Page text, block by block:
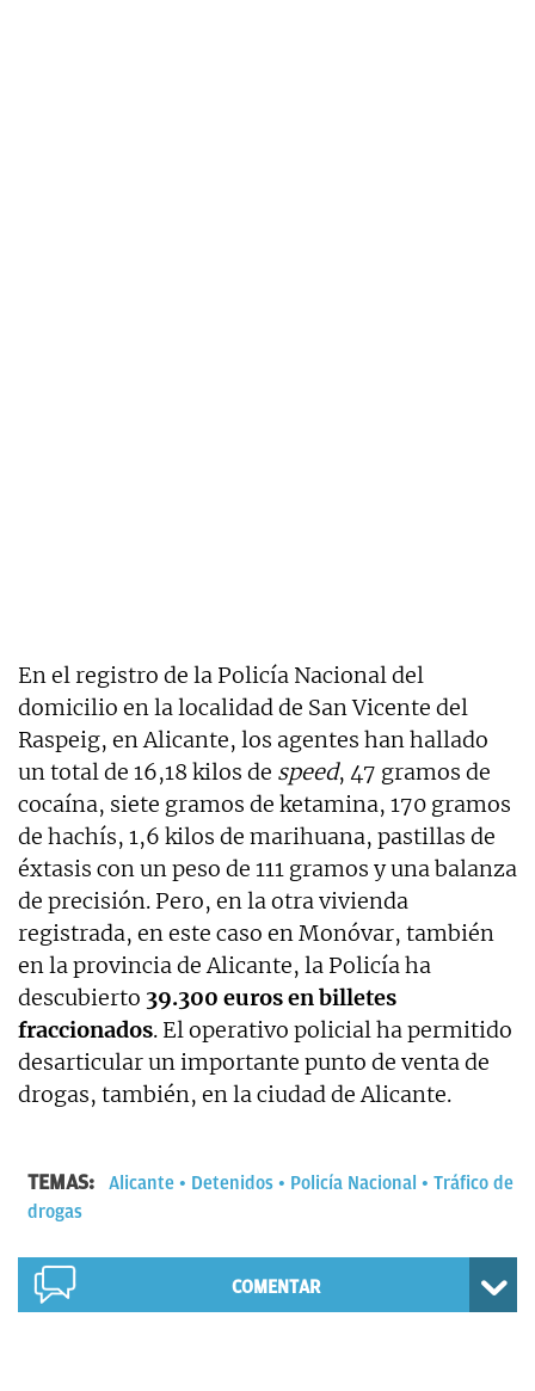
En el registro de la Policía Nacional del
domicilio en la localidad de San Vicente del
Raspeig, en Alicante, los agentes han hallado
un total de 16,18 kilos de speed, 47 gramos de
cocaína, siete gramos de ketamina, 170 gramos
de hachís, 1,6 kilos de marihuana, pastillas de
éxtasis con un peso de 111 gramos y una balanza
de precisión. Pero, en la otra vivienda
registrada, en este caso en Monóvar, también
en la provincia de Alicante, la Policía ha
descubierto 39.300 euros en billetes
fraccionados. El operativo policial ha permitido
desarticular un importante punto de venta de
drogas, también, en la ciudad de Alicante.
TEMAS: Alicante Detenidos Policía Nacional
Tráfico de
drogas
COMENTAR